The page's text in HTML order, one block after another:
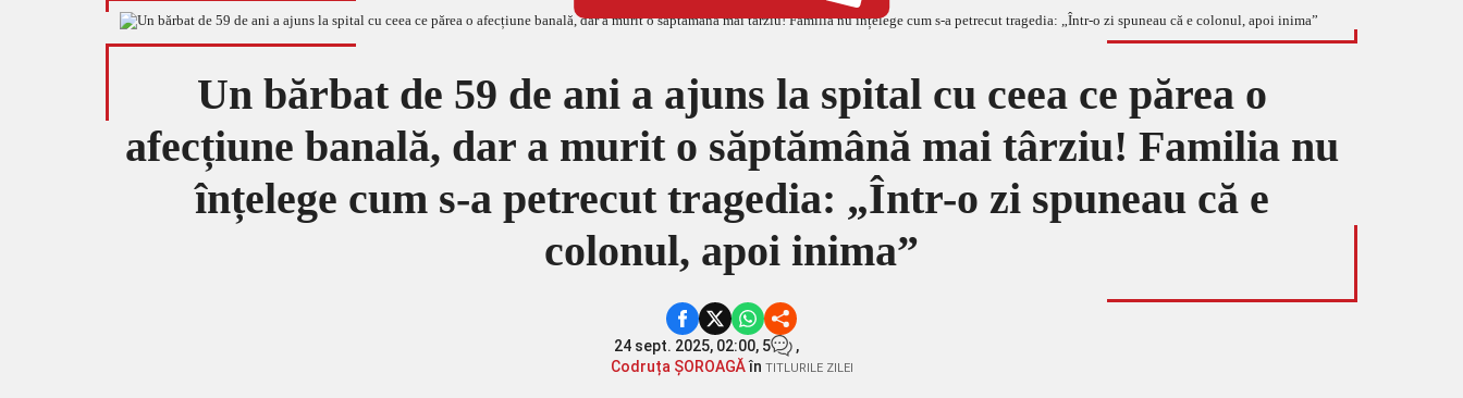
Un bărbat de 59 de ani a ajuns la spital cu ceea ce părea o
afecțiune banală, dar a murit o săptămână mai târziu! Familia nu
înțelege cum s-a petrecut tragedia: „Într-o zi spuneau că e
colonul, apoi inima”
24 sept. 2025, 02:00, 5
,
Codruța ȘOROAGĂîn TITLURILE ZILEI